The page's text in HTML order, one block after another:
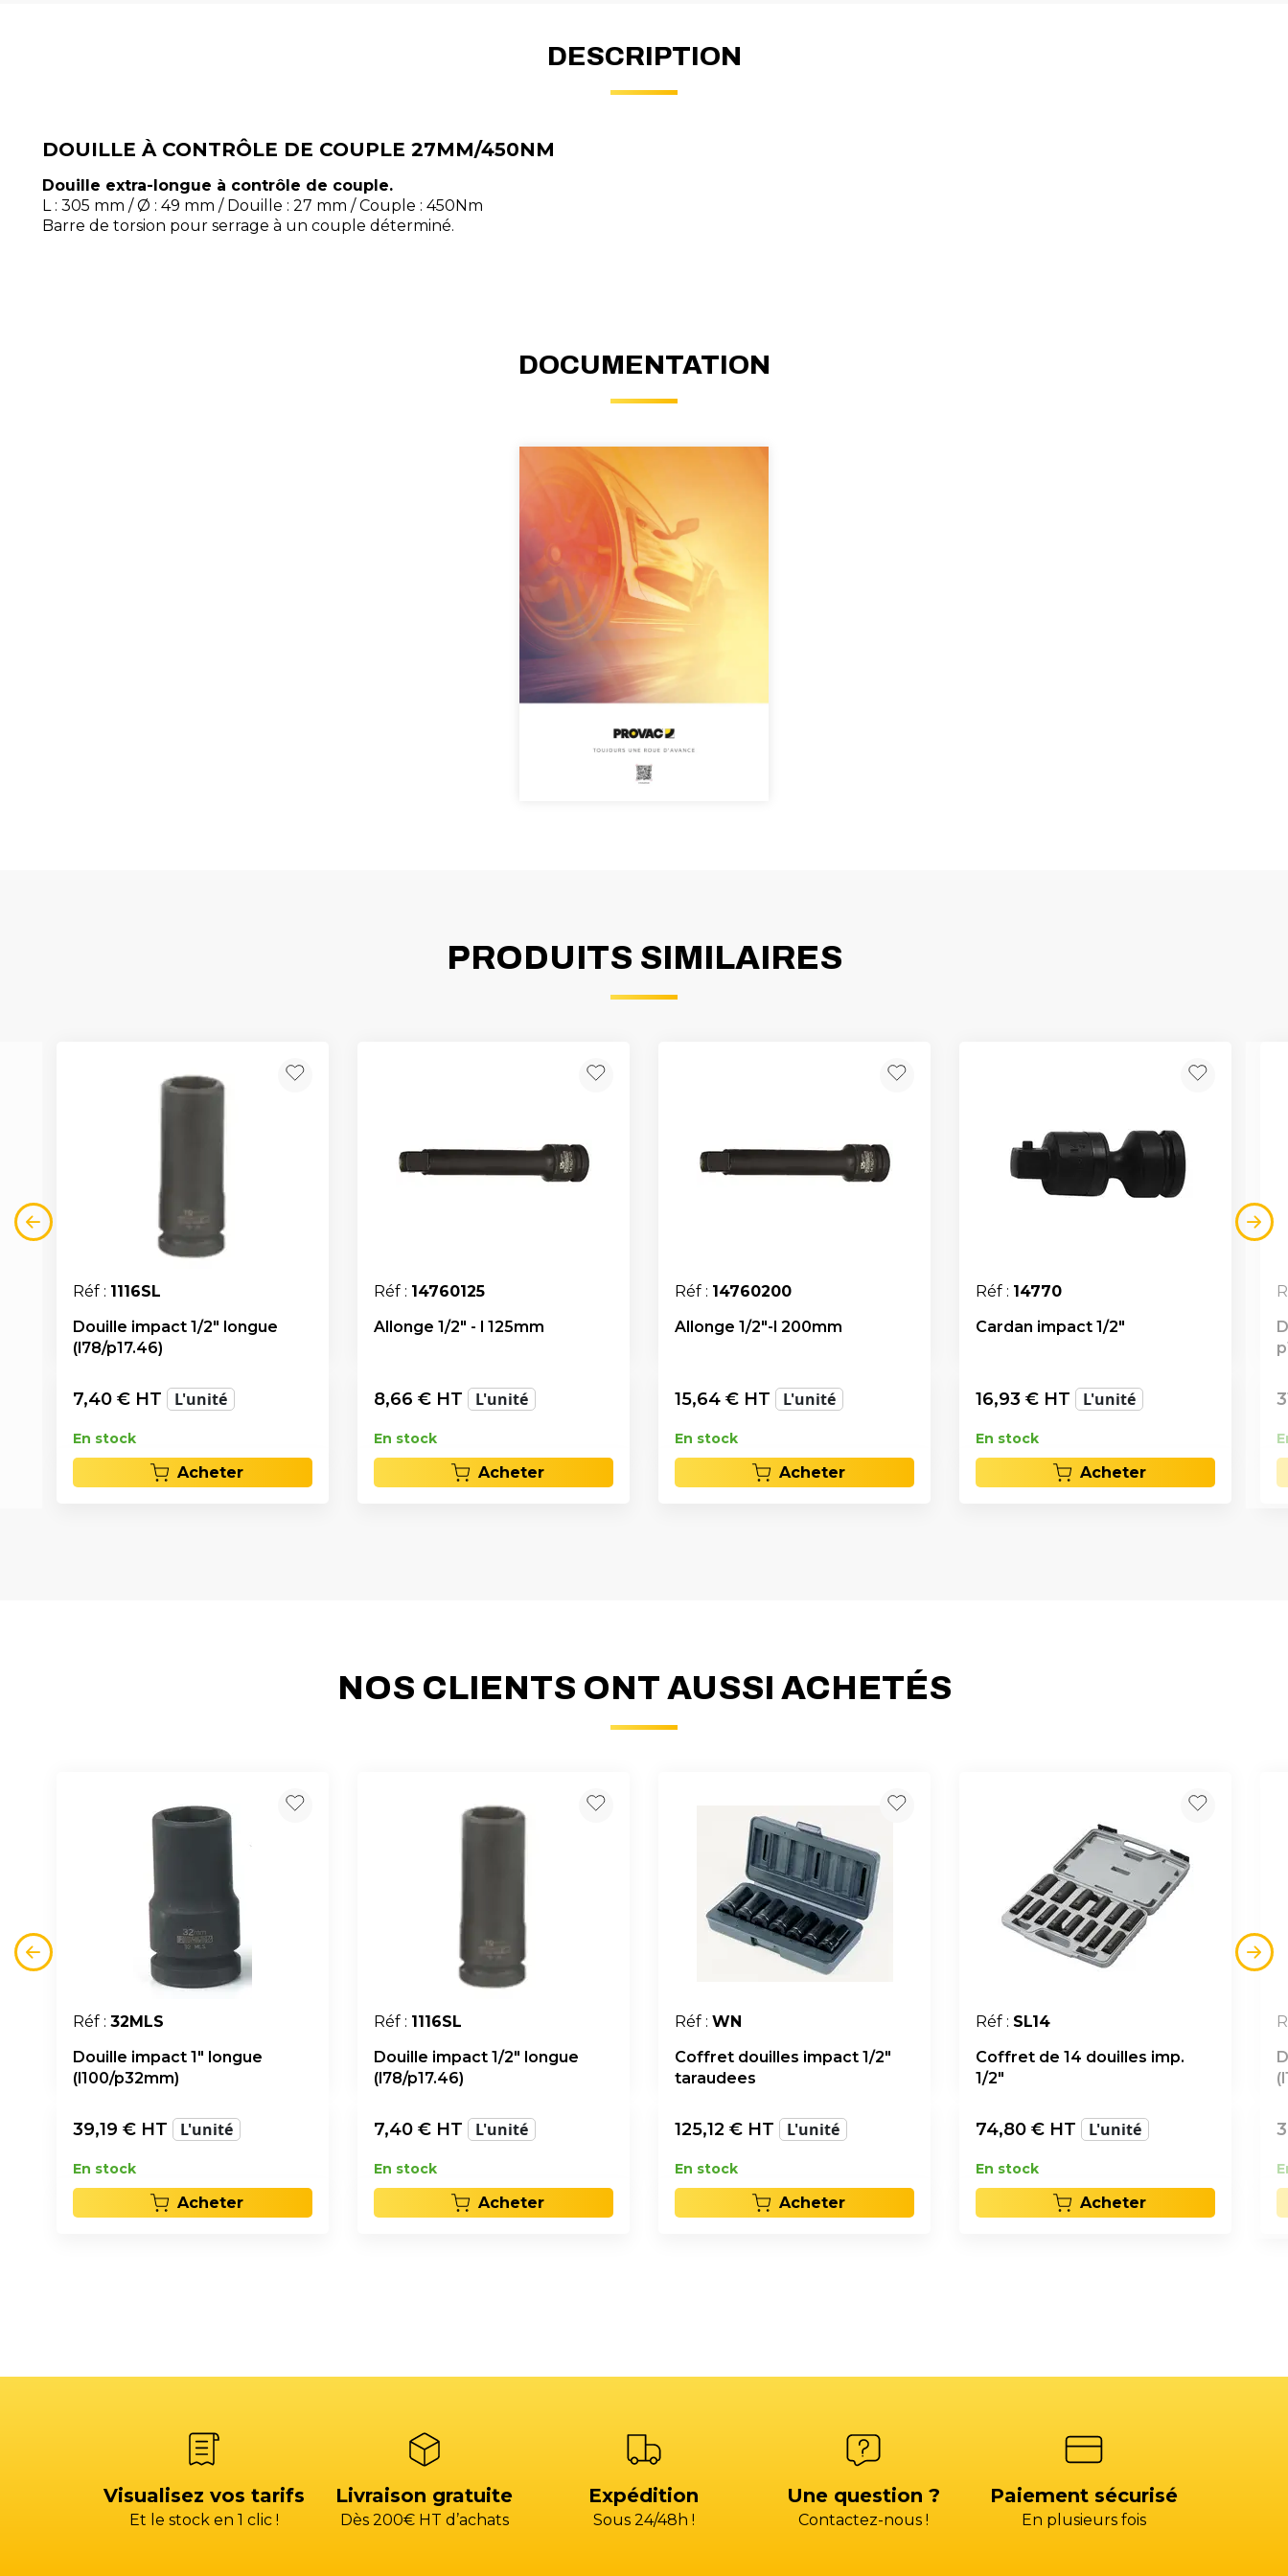
DESCRIPTION
DOUILLE À CONTRÔLE DE COUPLE 27MM/450NM
Douille extra-longue à contrôle de couple.
L : 305 mm / Ø : 49 mm / Douille : 27 mm / Couple : 450Nm
Barre de torsion pour serrage à un couple déterminé.
DOCUMENTATION
PRODUITS SIMILAIRES
Réf : 1116SL
Douille impact 1/2" longue
(l78/p17.46)
7,40 € HT L'unité
En stock
Acheter
Réf : 14760125
Allonge 1/2" - l 125mm
8,66 € HT L'unité
En stock
Acheter
Réf : 14760200
Allonge 1/2"-l 200mm
15,64 € HT L'unité
En stock
Acheter
Réf : 14770
Cardan impact 1/2"
16,93 € HT L'unité
En stock
Acheter
NOS CLIENTS ONT AUSSI ACHETÉS
Réf : 32MLS
Douille impact 1" longue
(l100/p32mm)
39,19 € HT L'unité
En stock
Acheter
Réf : 1116SL
Douille impact 1/2" longue
(l78/p17.46)
7,40 € HT L'unité
En stock
Acheter
Réf : WN
Coffret douilles impact 1/2"
taraudees
125,12 € HT L'unité
En stock
Acheter
Réf : SL14
Coffret de 14 douilles imp.
1/2"
74,80 € HT L'unité
En stock
Acheter
Visualisez vos tarifs
Et le stock en 1 clic !
Livraison gratuite
Dès 200€ HT d’achats
Expédition
Sous 24/48h !
Une question ?
Contactez-nous !
Paiement sécurisé
En plusieurs fois